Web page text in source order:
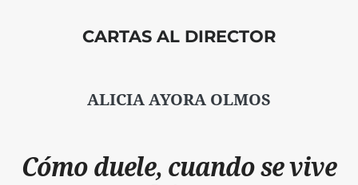
CARTAS AL DIRECTOR
ALICIA AYORA OLMOS
Cómo duele, cuando se vive